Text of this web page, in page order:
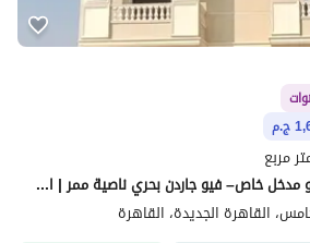
شقة أرضي بحديقة خاصة و مدخل خاص– فيو جاردن بحري ناصية ممر | استلام فوري وتقسيط حتى 3 سنوات
القاهرة الجديدة، القاهرة